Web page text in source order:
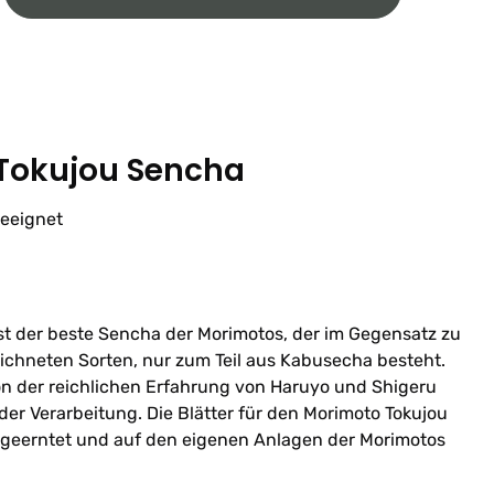
Sencha
der beste Sencha der Morimotos, der im Gegensatz zu
Sorten, nur zum Teil aus Kabusecha besteht.
der reichlichen Erfahrung von Haruyo und Shigeru
Verarbeitung. Die Blätter für den Morimoto Tokujou
und auf den eigenen Anlagen der Morimotos